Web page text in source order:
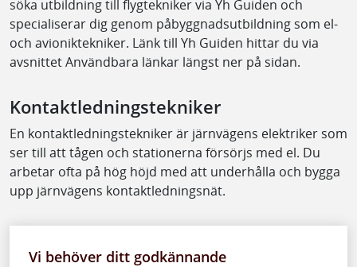
söka utbildning till flygtekniker via Yh Guiden och
specialiserar dig genom påbyggnadsutbildning som el-
och avioniktekniker. Länk till Yh Guiden hittar du via
avsnittet Användbara länkar längst ner på sidan.
Kontaktledningstekniker
En kontaktledningstekniker är järnvägens elektriker som
ser till att tågen och stationerna försörjs med el. Du
arbetar ofta på hög höjd med att underhålla och bygga
upp järnvägens kontaktledningsnät.
Vi behöver ditt godkännande